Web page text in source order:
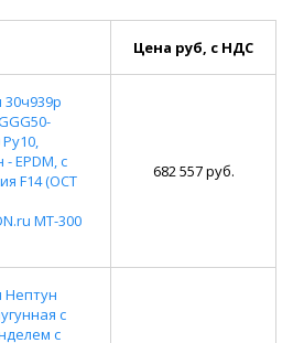
Цена руб, с НДС
EPDM, с
F14 (ОСТ
MT-300
682 557 руб.
Нептун
с
с